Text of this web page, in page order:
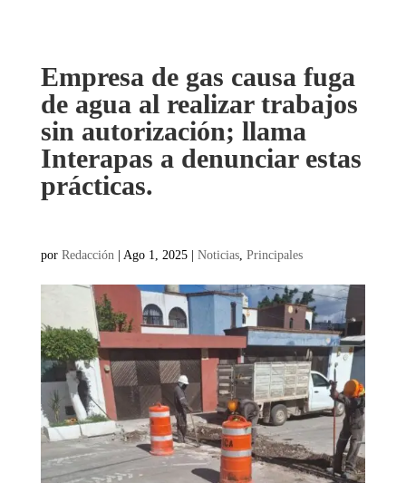
Empresa de gas causa fuga
de agua al realizar trabajos
sin autorización; llama
Interapas a denunciar estas
prácticas.
por Redacción | Ago 1, 2025| Noticias, Principales